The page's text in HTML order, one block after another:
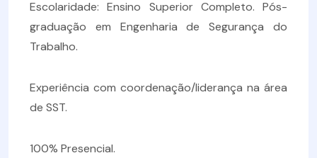
Escolaridade: Ensino Superior Completo. Pós-
graduação em Engenharia de Segurança do
Trabalho.
Experiência com coordenação/liderança na área
de SST.
100% Presencial.